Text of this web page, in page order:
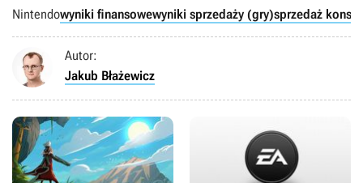
Nintendowyniki finansowewyniki sprzedaży (gry)sprzedaż konsol
Autor:
Jakub Błażewicz